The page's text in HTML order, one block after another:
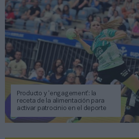
Producto y ‘engagement’: la
receta de la alimentación para
activar patrocinio en el deporte